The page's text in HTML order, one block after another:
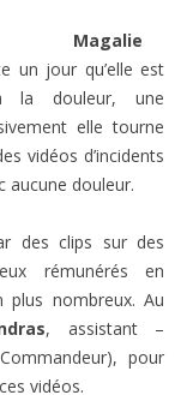
Magalie
un jour qu’elle est
à la douleur, une
elle tourne
vidéos d’incidents
aucune douleur.
des clips sur des
rémunérés en
plus nombreux. Au
, assistant –
pour
vidéos.